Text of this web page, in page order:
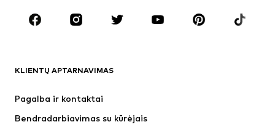
Aksesuarai
Premium
Naujienos
Marškinėliai ir palaidinės
Striukės
Megztiniai ir megzti drabužiai
KLIENTŲ APTARNAVIMAS
Pagalba ir kontaktai
Bendradarbiavimas su kūrėjais